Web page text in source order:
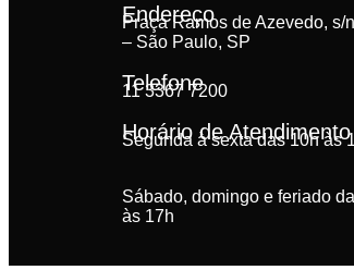
Endereço
Praça Ramos de Azevedo, s/
– São Paulo, SP
Telefone
11 3367 7200
Horário de Atendimento
Segunda à sexta das 10h às
Sábado, domingo e feriado
às 17h